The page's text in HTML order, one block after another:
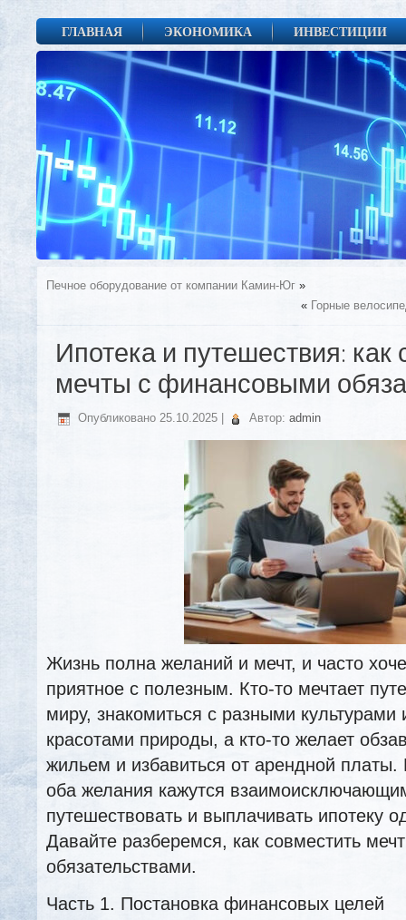
ГЛАВНАЯ ЭКОНОМИКА ИНВЕСТИЦИИ
Печное оборудование от компании Камин-Юг »
« Горные
Ипотека и путешествия:
мечты с финансовыми
Опубликовано 25.10.2025 Автор: admin
Жизнь полна желаний и мечт, и часто
приятное с полезным. Кто-то мечтает
миру, знакомиться с разными культурами
красотами природы, а кто-то желает
жильем и избавиться от арендной платы.
оба желания кажутся
путешествовать и выплачивать ипотеку
Давайте разберемся, как совместить
обязательствами.
Часть 1. Постановка финансовых целей